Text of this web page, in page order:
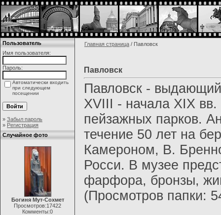
Пользователь
Имя пользователя:
Пароль:
Автоматически входить
при следующем
посещении
» Забыл пароль
» Регистрация
Случайное фото
Богиня Мут-Сохмет
Просмотров:17422
Комменты:0
Главная страница / Павловск
Павловск
Павловск -
XVIII - начала XIX
пейзажных парков.
течение 50 лет на
Камероном, В.
Росси. В музее
фарфора, бронзы,
(Просмотров папки: